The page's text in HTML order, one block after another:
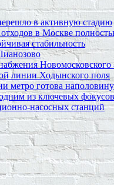
в активную стадию
в Москве
стабильность
Новомосковского
линии Ходынского поля
метро готова наполовину
из ключевых
насосных станций